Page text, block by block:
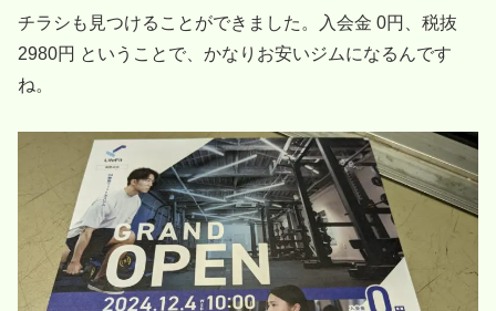
チラシも見つけることができました。入会金 0円、税抜
2980円 ということで、かなりお安いジムになるんです
ね。